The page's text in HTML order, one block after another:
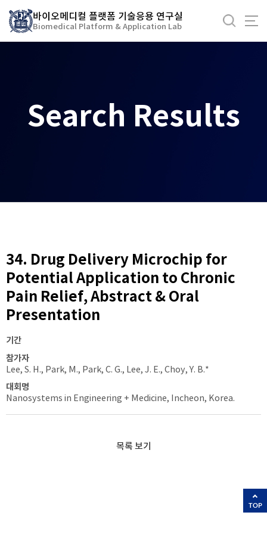
바이오메디컬 플랫폼 기술응용 연구실
Biomedical Platform & Application Lab
Search Results
34. Drug Delivery Microchip for
Potential Application to Chronic
Pain Relief, Abstract & Oral
Presentation
기간
참가자
Lee, S. H., Park, M., Park, C. G., Lee, J. E., Choy, Y. B.*
대회명
Nanosystems in Engineering + Medicine, Incheon, Korea.
목록 보기
TOP